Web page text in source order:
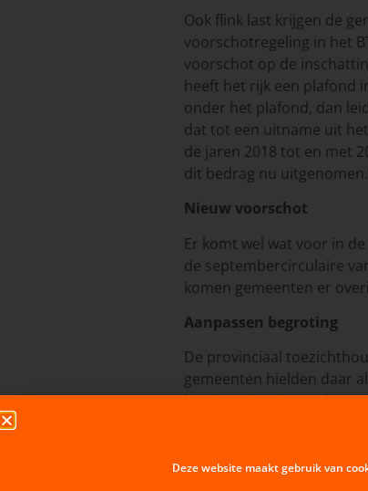
Ook flink last krijgen de
voorschotregeling in het
voorschot op de
heeft het rijk een plafond
onder het plafond, dan
dat tot een uitname uit
de jaren 2018 tot en met
dit bedrag nu
Nieuw voorschot
Er komt wel wat voor in
de septembercirculaire
komen gemeenten er
Aanpassen begroting
De provinciaal
gemeenten hielden daar
betekent het dat veel
Deze website maakt gebruik van